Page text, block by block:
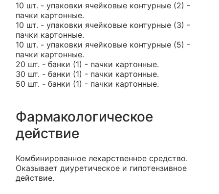
10 шт. - упаковки ячейковые контурные (2) -
пачки картонные.
10 шт. - упаковки ячейковые контурные (3) -
пачки картонные.
10 шт. - упаковки ячейковые контурные (5) -
пачки картонные.
20 шт. - банки (1) - пачки картонные.
30 шт. - банки (1) - пачки картонные.
50 шт. - банки (1) - пачки картонные.
Фармакологическое
действие
Комбинированное лекарственное средство.
Оказывает диуретическое и гипотензивное
действие.